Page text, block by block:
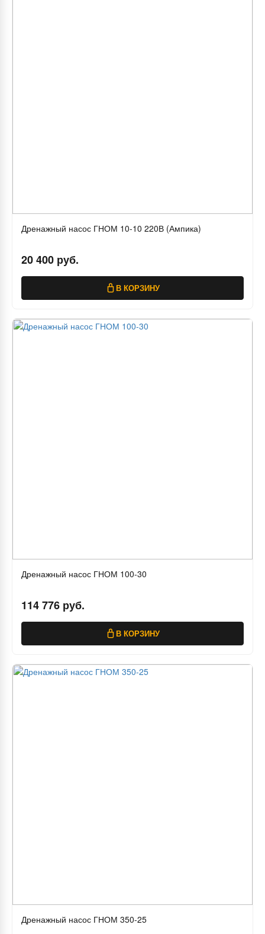
Дренажный насос ГНОМ 10-10 220В (Ампика)
20 400 руб.
В КОРЗИНУ
Дренажный насос ГНОМ 100-30
114 776 руб.
В КОРЗИНУ
Дренажный насос ГНОМ 350-25